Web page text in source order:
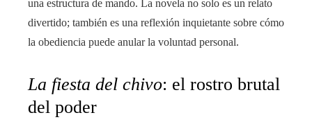
una estructura de mando. La novela no solo es un relato
divertido; también es una reflexión inquietante sobre cómo
la obediencia puede anular la voluntad personal.
La fiesta del chivo: el rostro brutal
del poder